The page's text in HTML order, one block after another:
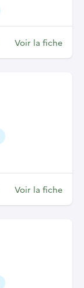
Voir la fiche
Voir la fiche